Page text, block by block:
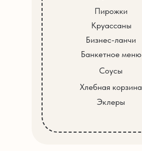
Эклеры
Пирожки
Круассаны
Бизнес-ланчи
Банкетное меню
Хлебная корзина
Соусы